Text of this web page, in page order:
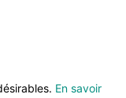
En savoir